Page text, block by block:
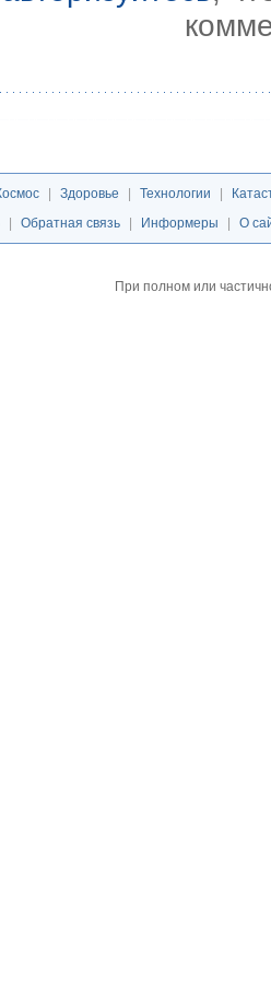
| Здоровье | Технологии |
| Обратная связь | Информеры | О
При полном или